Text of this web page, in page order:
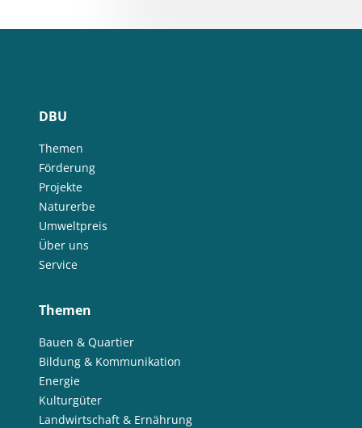
DBU
Themen
Förderung
Projekte
Naturerbe
Umweltpreis
Über uns
Service
Themen
Bauen & Quartier
Bildung & Kommunikation
Energie
Kulturgüter
Landwirtschaft & Ernährung